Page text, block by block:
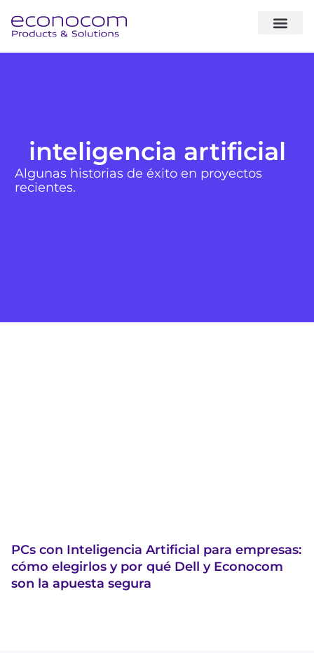
inteligencia artificial
Algunas historias de éxito en proyectos
recientes.
PCs con Inteligencia Artificial para empresas:
cómo elegirlos y por qué Dell y Econocom
son la apuesta segura